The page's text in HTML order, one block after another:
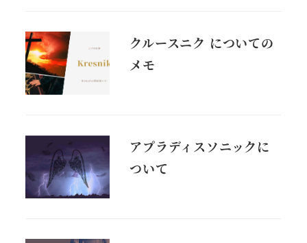
クルースニク についての
メモ
アプラディスソニックに
ついて